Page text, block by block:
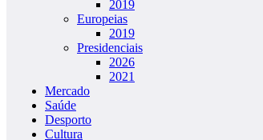
2019
Europeias
2019
Presidenciais
2026
2021
Mercado
Saúde
Desporto
Cultura